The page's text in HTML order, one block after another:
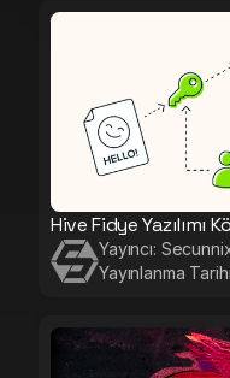
Hive Fidye Yazılımı
Yayıncı:
Yayınlanma